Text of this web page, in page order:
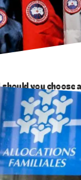
you choose